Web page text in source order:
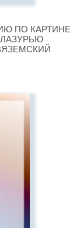
ПО КАРТИНЕ
ЛАЗУРЬЮ